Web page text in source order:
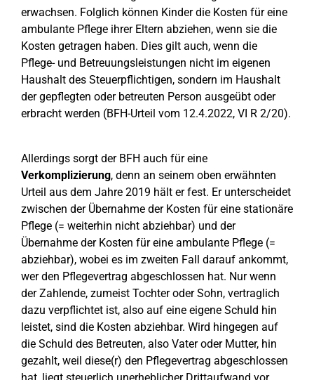
erwachsen. Folglich können Kinder die Kosten für eine
ambulante Pflege ihrer Eltern abziehen, wenn sie die
Kosten getragen haben. Dies gilt auch, wenn die
Pflege- und Betreuungsleistungen nicht im eigenen
Haushalt des Steuerpflichtigen, sondern im Haushalt
der gepflegten oder betreuten Person ausgeübt oder
erbracht werden (BFH-Urteil vom 12.4.2022, VI R 2/20).
Allerdings sorgt der BFH auch für eine
Verkomplizierung, denn an seinem oben erwähnten
Urteil aus dem Jahre 2019 hält er fest. Er unterscheidet
zwischen der Übernahme der Kosten für eine stationäre
Pflege (= weiterhin nicht abziehbar) und der
Übernahme der Kosten für eine ambulante Pflege (=
abziehbar), wobei es im zweiten Fall darauf ankommt,
wer den Pflegevertrag abgeschlossen hat. Nur wenn
der Zahlende, zumeist Tochter oder Sohn, vertraglich
dazu verpflichtet ist, also auf eine eigene Schuld hin
leistet, sind die Kosten abziehbar. Wird hingegen auf
die Schuld des Betreuten, also Vater oder Mutter, hin
gezahlt, weil diese(r) den Pflegevertrag abgeschlossen